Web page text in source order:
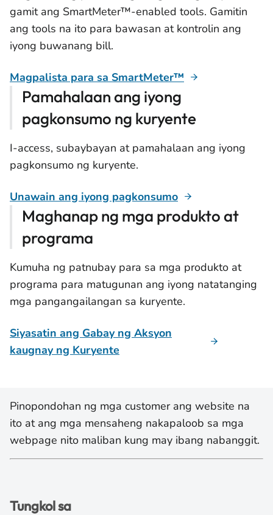
gamit ang SmartMeter™-enabled tools. Gamitin
ang tools na ito para bawasan at kontrolin ang
iyong buwanang bill.
Magpalista para sa SmartMeter™
Pamahalaan ang iyong
pagkonsumo ng kuryente
I-access, subaybayan at pamahalaan ang iyong
pagkonsumo ng kuryente.
Unawain ang iyong pagkonsumo
Maghanap ng mga produkto at
programa
Kumuha ng patnubay para sa mga produkto at
programa para matugunan ang iyong natatanging
mga pangangailangan sa kuryente.
Siyasatin ang Gabay ng Aksyon
kaugnay ng Kuryente
Pinopondohan ng mga customer ang website na
ito at ang mga mensaheng nakapaloob sa mga
webpage nito maliban kung may ibang nabanggit.
Tungkol sa